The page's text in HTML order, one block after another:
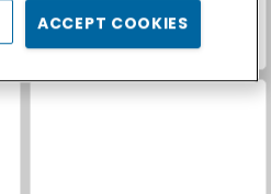
Farm Merge Valley
ACCEPT COOKIES